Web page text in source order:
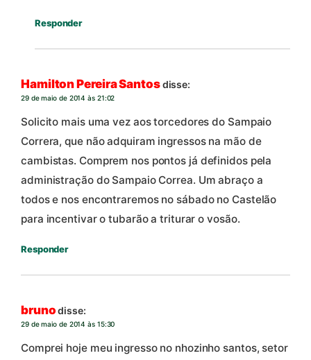
Responder
Hamilton Pereira Santosdisse:
29 de maio de 2014 às 21:02
Solicito mais uma vez aos torcedores do Sampaio
Correra, que não adquiram ingressos na mão de
cambistas. Comprem nos pontos já definidos pela
administração do Sampaio Correa. Um abraço a
todos e nos encontraremos no sábado no Castelão
para incentivar o tubarão a triturar o vosão.
Responder
bruno disse:
29 de maio de 2014 às 15:30
Comprei hoje meu ingresso no nhozinho santos, setor